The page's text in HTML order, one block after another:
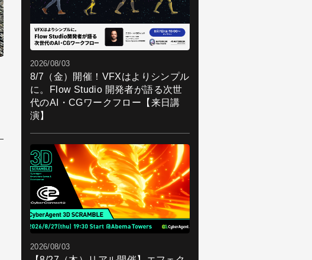
2026/08/03
8/7（金）開催！VFXはよりシンプル
に。Flow Studio 開発者が語る次世
代のAI・CGワークフロー【来日講
演】
2026/08/03